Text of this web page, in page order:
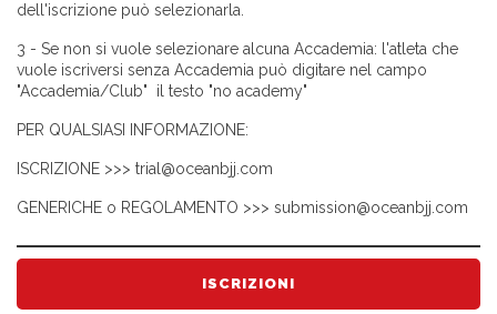
dell'iscrizione può selezionarla.
3 - Se non si vuole selezionare alcuna Accademia: l'atleta che
vuole iscriversi senza Accademia può digitare nel campo
"Accademia/Club" il testo "no academy"
PER QUALSIASI INFORMAZIONE:
ISCRIZIONE >>> trial@oceanbjj.com
GENERICHE o REGOLAMENTO >>> submission@oceanbjj.com
ISCRIZIONI